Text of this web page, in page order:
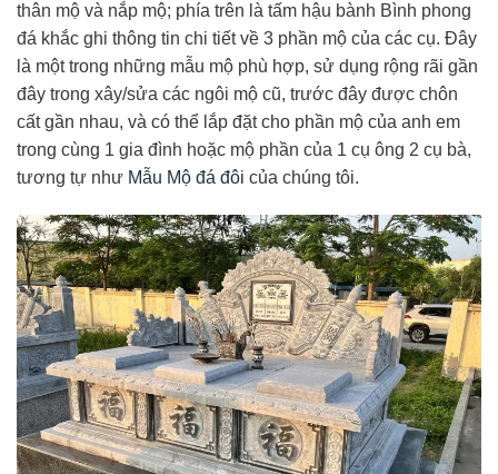
thân mộ và nắp mộ; phía trên là tấm hậu bành Bình phong
đá khắc ghi thông tin chi tiết về 3 phần mộ của các cụ. Đây
là một trong những mẫu mộ phù hợp, sử dụng rộng rãi gần
đây trong xây/sửa các ngôi mộ cũ, trước đây được chôn
cất gần nhau, và có thể lắp đặt cho phần mộ của anh em
trong cùng 1 gia đình hoặc mộ phần của 1 cụ ông 2 cụ bà,
tương tự như Mẫu Mộ đá đôi của chúng tôi.